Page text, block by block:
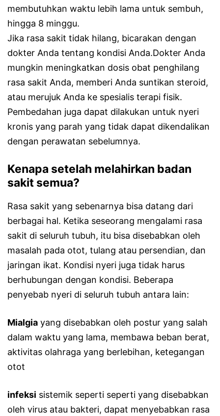
membutuhkan waktu lebih lama untuk sembuh,
hingga 8 minggu.
Jika rasa sakit tidak hilang, bicarakan dengan
dokter Anda tentang kondisi Anda.Dokter Anda
mungkin meningkatkan dosis obat penghilang
rasa sakit Anda, memberi Anda suntikan steroid,
atau merujuk Anda ke spesialis terapi fisik.
Pembedahan juga dapat dilakukan untuk nyeri
kronis yang parah yang tidak dapat dikendalikan
dengan perawatan sebelumnya.
Kenapa setelah melahirkan badan
sakit semua?
Rasa sakit yang sebenarnya bisa datang dari
berbagai hal. Ketika seseorang mengalami rasa
sakit di seluruh tubuh, itu bisa disebabkan oleh
masalah pada otot, tulang atau persendian, dan
jaringan ikat. Kondisi nyeri juga tidak harus
berhubungan dengan kondisi. Beberapa
penyebab nyeri di seluruh tubuh antara lain:
Mialgia yang disebabkan oleh postur yang salah
dalam waktu yang lama, membawa beban berat,
aktivitas olahraga yang berlebihan, ketegangan
otot
infeksi sistemik seperti seperti yang disebabkan
oleh virus atau bakteri, dapat menyebabkan rasa